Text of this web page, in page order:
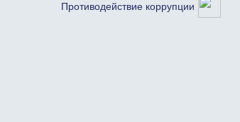
Противодействие коррупции